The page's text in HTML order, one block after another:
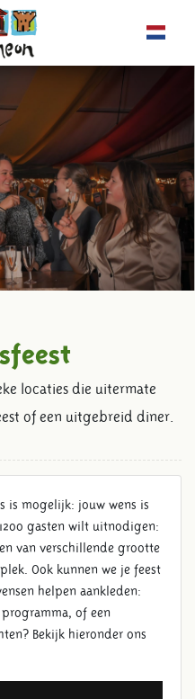
locaties die uitermate
of een uitgebreid diner.
is mogelijk: jouw wens is
gasten wilt uitnodigen:
van verschillende grootte
Ook kunnen we je feest
helpen aankleden:
of een
Bekijk hieronder ons